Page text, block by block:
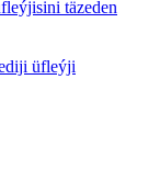
täzeden
üfleýji